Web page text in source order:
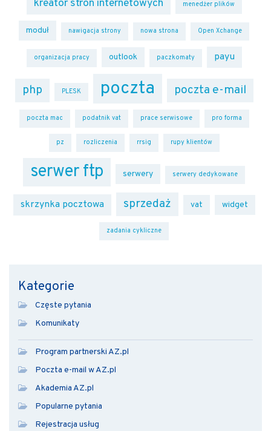
kreator stron internetowych menedżer plików
moduł nawigacja strony nowa strona Open Xchange
organizacja pracy outlook paczkomaty payu
php PLESK poczta poczta e-mail
poczta mac podatnik vat prace serwisowe pro forma
pz rozliczenia rrsig rupy klientów
serwer ftp serwery serwery dedykowane
skrzynka pocztowa sprzedaż vat widget
zadania cykliczne
Kategorie
Częste pytania
Komunikaty
Program partnerski AZ.pl
Poczta e-mail w AZ.pl
Akademia AZ.pl
Popularne pytania
Rejestracja usług